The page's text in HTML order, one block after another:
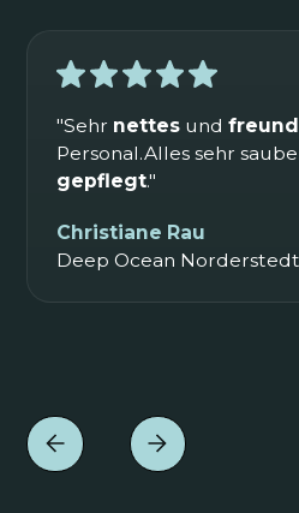
"Sehr nettes und
Personal.Alles sehr
gepflegt."
Christiane Rau
Deep Ocean Norderstedt